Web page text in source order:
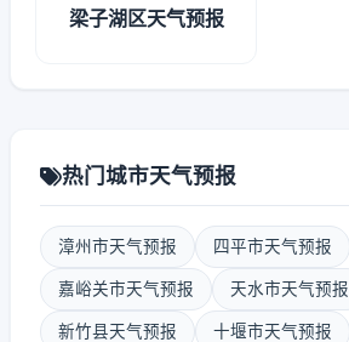
梁子湖区天气预报
热门城市天气预报
漳州市天气预报 四平市天气预报
嘉峪关市天气预报 天水市天气预报
新竹县天气预报 十堰市天气预报